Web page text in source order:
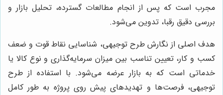
مجرب است که پس از انجام مطالعات گسترده، تحلیل بازار و
بررسی دقیق رقبا، تدوین می‌شود.
هدف اصلی از نگارش طرح توجیهی، شناسایی نقاط قوت و ضعف
کسب و کار، تعیین تناسب بین میزان سرمایه‌گذاری و نوع کالا یا
خدماتی است که به بازار عرضه می‌شود. با استفاده از طرح
توجیهی، فرصت‌ها و تهدیدهای پیش روی پروژه به طور کامل